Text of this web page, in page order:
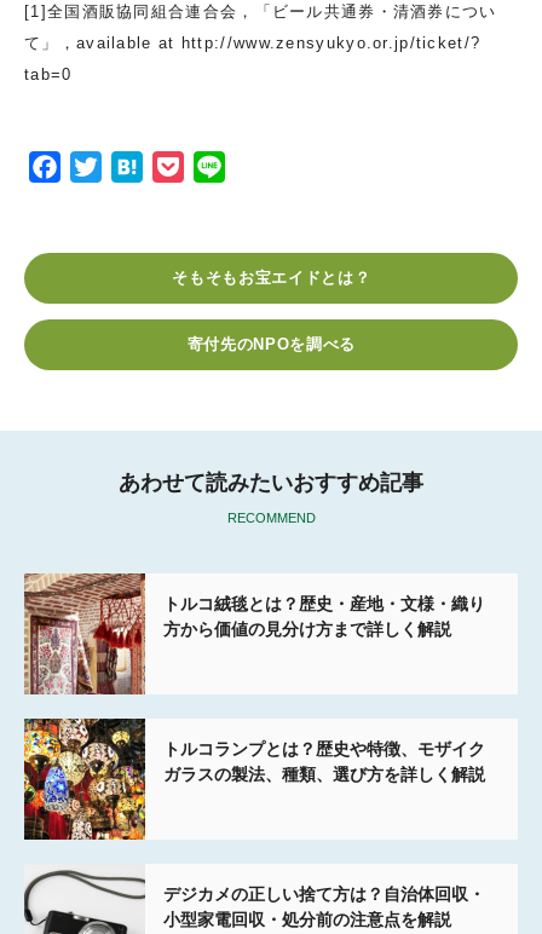
[1]全国酒販協同組合連合会，「ビール共通券・清酒券につい
て」，available at http://www.zensyukyo.or.jp/ticket/?
tab=0
o
e
a
t
そもそもお宝エイドとは？
寄付先のNPOを調べる
あわせて読みたいおすすめ記事
RECOMMEND
トルコ絨毯とは？歴史・産地・文様・織り
方から価値の見分け方まで詳しく解説
トルコランプとは？歴史や特徴、モザイク
ガラスの製法、種類、選び方を詳しく解説
デジカメの正しい捨て方は？自治体回収・
小型家電回収・処分前の注意点を解説